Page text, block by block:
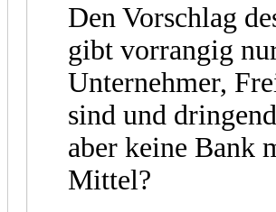
Den Vorschlag
gibt vorrangig
Unternehmer,
sind und
aber keine Bank
Mittel?